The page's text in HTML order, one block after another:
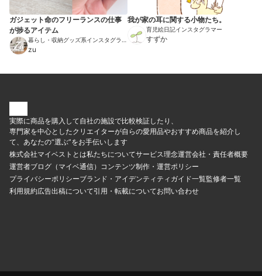
ガジェット命のフリーランスの仕事
が捗るアイテム
暮らし・収納グッズ系インスタグラマ
ー
zu
我が家の耳に関する小物たち。
育児絵日記インスタグラマー
すずか
実際に商品を購入して自社の施設で比較検証したり、
専門家を中心としたクリエイターが自らの愛用品やおすすめ商品を紹介し
て、あなたの“選ぶ”をお手伝いします
株式会社マイベストとは私たちについてサービス理念運営会社・責任者概要
運営者ブログ（マイベ通信） コンテンツ制作・運営ポリシー
プライバシーポリシーブランド・アイデンティティ ガイド一覧監修者一覧
利用規約広告出稿について引用・転載についてお問い合わせ